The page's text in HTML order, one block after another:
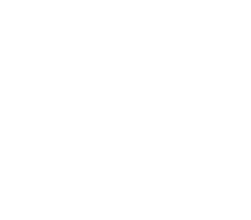
médicos dentistas reforça
urgência ao tribunal, cada
faz a diferença”